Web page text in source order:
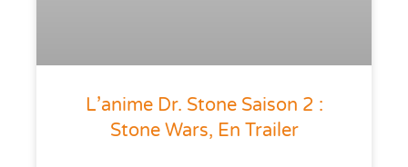
L’anime Dr. Stone Saison 2 :
Stone Wars, En Trailer